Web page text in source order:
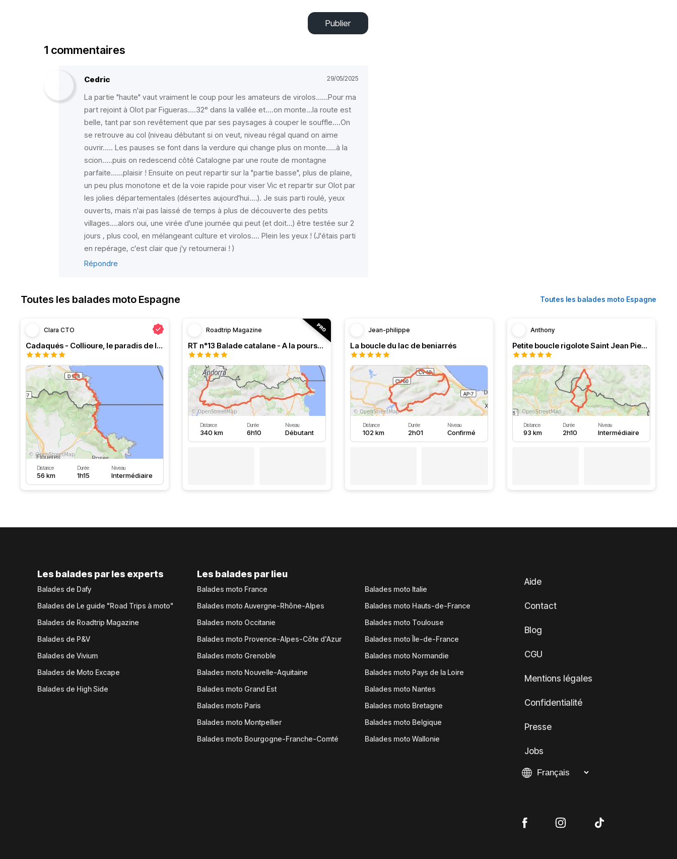
Publier
1 commentaires
Cedric 29/05/2025
La partie "haute" vaut vraiment le coup pour les amateurs de virolos......Pour ma
part rejoint à Olot par Figueras....32° dans la vallée et....on monte...la route est
belle, tant par son revêtement que par ses paysages à couper le souffle....On
se retrouve au col (niveau débutant si on veut, niveau régal quand on aime
ouvrir..... Les pauses se font dans la verdure qui change plus on monte.....à la
scion.....puis on redescend côté Catalogne par une route de montagne
parfaite......plaisir ! Ensuite on peut repartir sur la "partie basse", plus de plaine,
un peu plus monotone et de la voie rapide pour viser Vic et repartir sur Olot par
les jolies départementales (désertes aujourd'hui....). Je suis parti roulé, yeux
ouverts, mais n'ai pas laissé de temps à plus de découverte des petits
villages....alors oui, une virée d'une journée qui peut (et doit...) être testée sur 2
jours , plus cool, en mélangeant culture et virolos.... Plein les yeux ! (J'étais parti
en repérage, c'est clair que j'y retournerai ! )
Répondre
Toutes les balades moto Espagne Toutes les balades moto Espagne
Clara CTO
Cadaqués - Collioure, le paradis de la moto
Distance
56 km
Durée
1h15
Niveau
Intermédiaire
Roadtrip Magazine
RT n°13 Balade catalane - A la poursuite de l’authentique
Distance
340 km
Durée
6h10
Niveau
Débutant
Jean-philippe
La boucle du lac de beniarrés
Distance
102 km
Durée
2h01
Niveau
Confirmé
Anthony
Petite boucle rigolote Saint Jean Pied de Port
Distance
93 km
Durée
2h10
Niveau
Intermédiaire
Les balades par les experts
Balades de Dafy
Balades de Le guide "Road Trips à moto"
Balades de Roadtrip Magazine
Balades de P&V
Balades de Vivium
Balades de Moto Excape
Balades de High Side
Les balades par lieu
Balades moto France
Balades moto Auvergne-Rhône-Alpes
Balades moto Occitanie
Balades moto Provence-Alpes-Côte d'Azur
Balades moto Grenoble
Balades moto Nouvelle-Aquitaine
Balades moto Grand Est
Balades moto Paris
Balades moto Montpellier
Balades moto Bourgogne-Franche-Comté
Balades moto Italie
Balades moto Hauts-de-France
Balades moto Toulouse
Balades moto Île-de-France
Balades moto Normandie
Balades moto Pays de la Loire
Balades moto Nantes
Balades moto Bretagne
Balades moto Belgique
Balades moto Wallonie
Aide
Contact
Blog
CGU
Mentions légales
Confidentialité
Presse
Jobs